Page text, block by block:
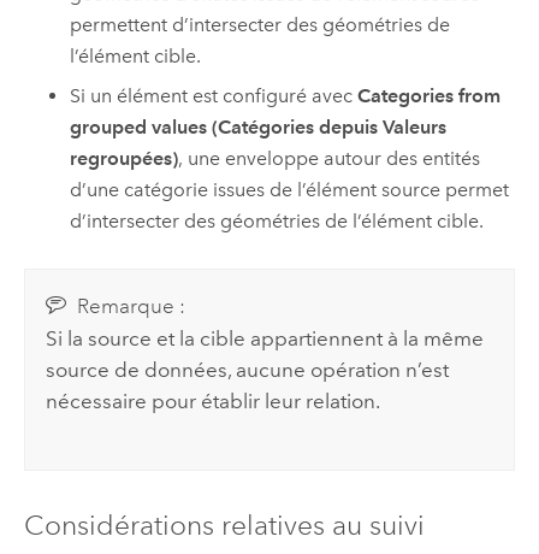
permettent d’intersecter des géométries de
l’élément cible.
Si un élément est configuré avecCategories from
grouped values (Catégories depuis Valeurs
regroupées), une enveloppe autour des entités
d’une catégorie issues de l’élément source permet
d’intersecter des géométries de l’élément cible.
Remarque :
Si la source et la cible appartiennent à la même
source de données, aucune opération n’est
nécessaire pour établir leur relation.
Considérations relatives au suivi